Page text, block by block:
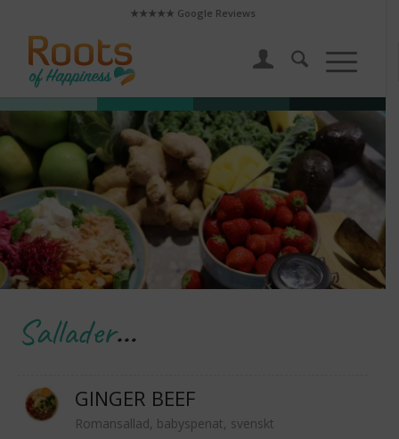
★★★★★ Google Reviews
Sallader…
GINGER BEEF
Romansallad, babyspenat, svenskt